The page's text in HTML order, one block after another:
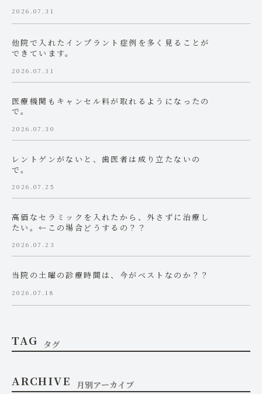
2026.07.31
他院で入れたインプラント症例を多く見ることが
できています。
2026.07.31
医療機関もキャンセル料が取れるようになったの
で。
2026.07.30
レントゲンがないと、歯医者は成り立たないの
で。
2026.07.25
高価なセラミックを入れたから、外さずに治療し
たい。←この場合どうするの？？
2026.07.23
当院の土曜の診療時間は、今がベストなのか？？
2026.07.18
TAG タグ
ARCHIVE 月別アーカイブ